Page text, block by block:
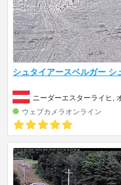
シュタイアースベルガー
ニーダーエスターライヒ,
ウェブカメラオンライン